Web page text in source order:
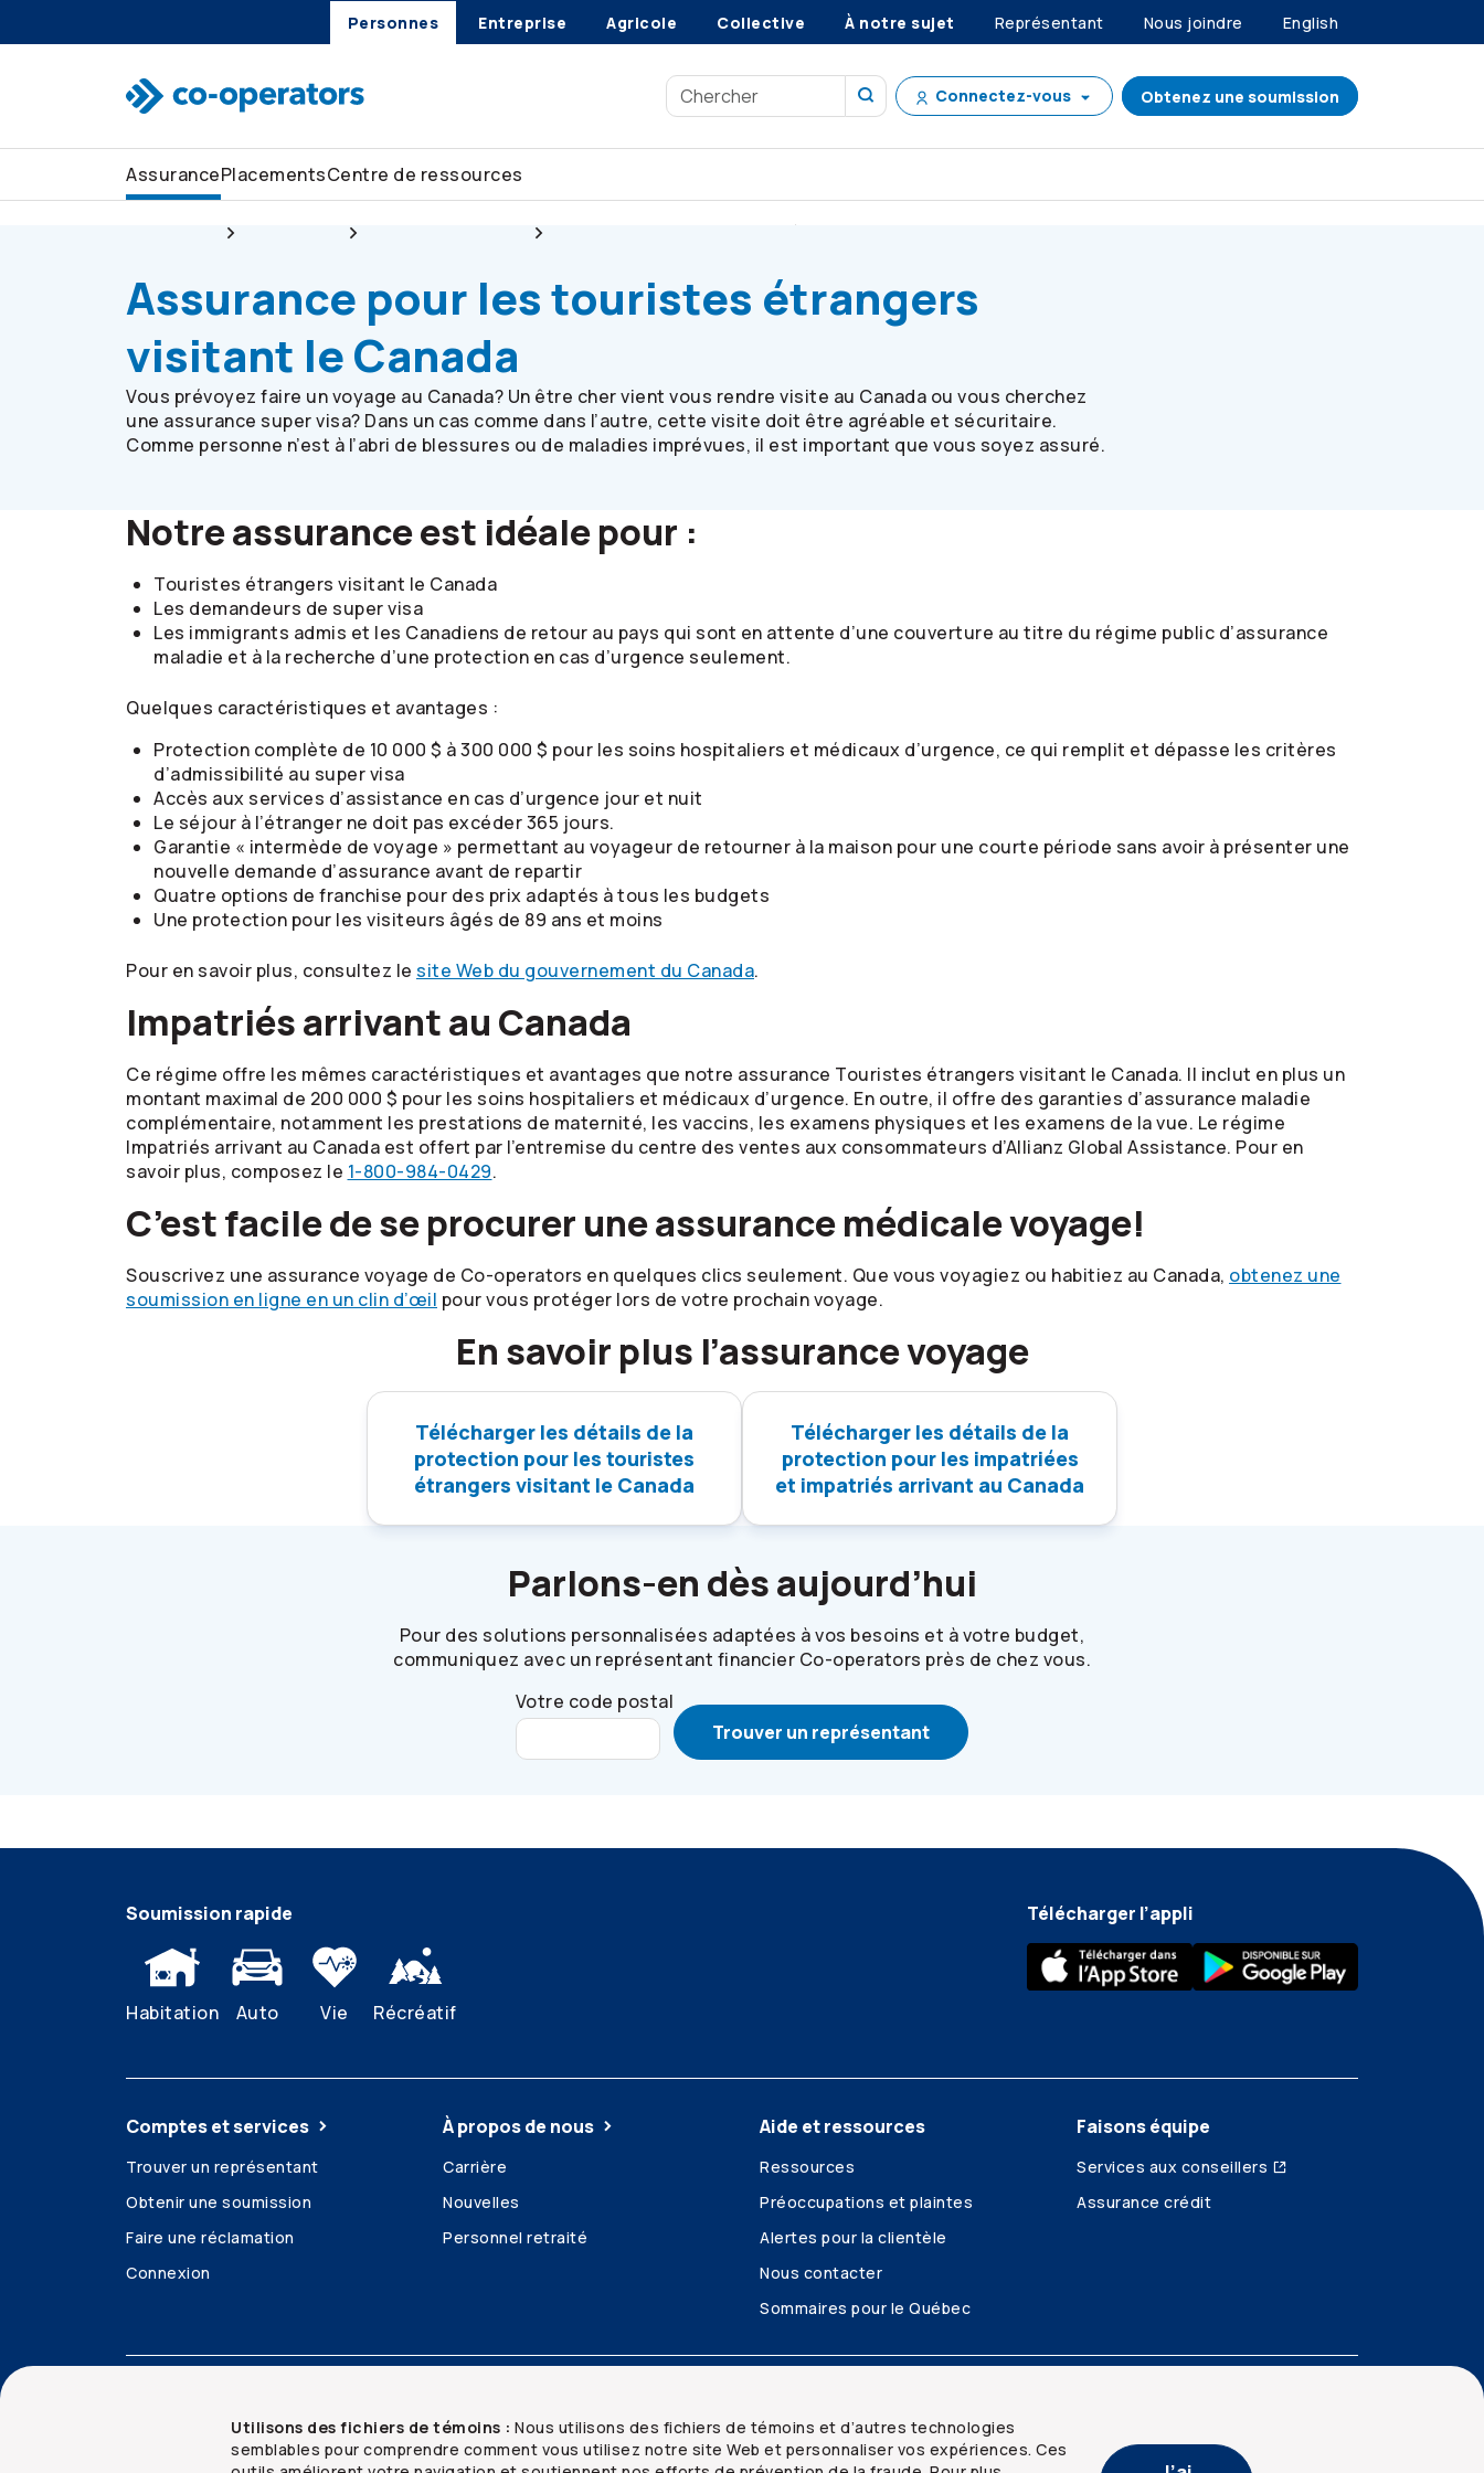
Personnes Entreprise Agricole Collective À notre sujet Représentant Nous joindre English
Connectez-vous Obtenez une soumission
AssurancePlacementsCentre de ressources
Assurance pour les touristes étrangers visitant le Canada
Assurance pour les touristes étrangers
visitant le Canada
Vous prévoyez faire un voyage au Canada? Un être cher vient vous rendre visite au Canada ou vous cherchez
une assurance super visa? Dans un cas comme dans l’autre, cette visite doit être agréable et sécuritaire.
Comme personne n’est à l’abri de blessures ou de maladies imprévues, il est important que vous soyez assuré.
Notre assurance est idéale pour :
Touristes étrangers visitant le Canada
Les demandeurs de super visa
Les immigrants admis et les Canadiens de retour au pays qui sont en attente d’une couverture au titre du régime public d’assurance
maladie et à la recherche d’une protection en cas d’urgence seulement.
Quelques caractéristiques et avantages :
Protection complète de 10 000 $ à 300 000 $ pour les soins hospitaliers et médicaux d’urgence, ce qui remplit et dépasse les critères
d’admissibilité au super visa
Accès aux services d’assistance en cas d’urgence jour et nuit
Le séjour à l’étranger ne doit pas excéder 365 jours.
Garantie « intermède de voyage » permettant au voyageur de retourner à la maison pour une courte période sans avoir à présenter une
nouvelle demande d’assurance avant de repartir
Quatre options de franchise pour des prix adaptés à tous les budgets
Une protection pour les visiteurs âgés de 89 ans et moins
Pour en savoir plus, consultez le site Web du gouvernement du Canada.
Impatriés arrivant au Canada
Ce régime offre les mêmes caractéristiques et avantages que notre assurance Touristes étrangers visitant le Canada. Il inclut en plus un
montant maximal de 200 000 $ pour les soins hospitaliers et médicaux d’urgence. En outre, il offre des garanties d’assurance maladie
complémentaire, notamment les prestations de maternité, les vaccins, les examens physiques et les examens de la vue. Le régime
Impatriés arrivant au Canada est offert par l’entremise du centre des ventes aux consommateurs d’Allianz Global Assistance. Pour en
savoir plus, composez le 1-800-984-0429.
C’est facile de se procurer une assurance médicale voyage!
Souscrivez une assurance voyage de Co-operators en quelques clics seulement. Que vous voyagiez ou habitiez au Canada, obtenez une
soumission en ligne en un clin d’œil pour vous protéger lors de votre prochain voyage.
En savoir plus l’assurance voyage
Télécharger les détails de la
protection pour les touristes
étrangers visitant le Canada
Télécharger les détails de la
protection pour les impatriées
et impatriés arrivant au Canada
Parlons-en dès aujourd’hui
Pour des solutions personnalisées adaptées à vos besoins et à votre budget,
communiquez avec un représentant financier Co-operators près de chez vous.
Votre code postal
Trouver un représentant
Utilisons des fichiers de témoins : Nous utilisons des fichiers de témoins et d’autres technologies
semblables pour comprendre comment vous utilisez notre site Web et personnaliser vos expériences. Ces
Soumission rapide
Habitation Auto Vie Récréatif
Télécharger l’appli
Comptes et services
Trouver un représentant
Obtenir une soumission
Faire une réclamation
Connexion
À propos de nous
Carrière
Nouvelles
Personnel retraité
Aide et ressources
Ressources
Préoccupations et plaintes
Alertes pour la clientèle
Nous contacter
Sommaires pour le Québec
Faisons équipe
Services aux conseillers
Assurance crédit